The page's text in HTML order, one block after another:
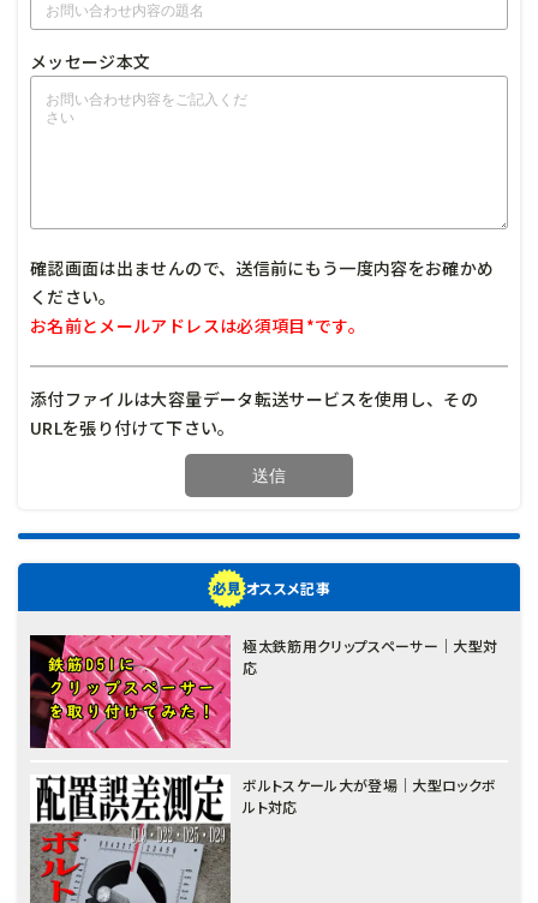
メッセージ本文
確認画面は出ませんので、送信前にもう一度内容をお確かめ
ください。
お名前とメールアドレスは必須項目*です。
添付ファイルは大容量データ転送サービスを使用し、その
URLを張り付けて下さい。
オススメ記事
極太鉄筋用クリップスペーサー｜大型対
応
ボルトスケール大が登場｜大型ロックボ
ルト対応